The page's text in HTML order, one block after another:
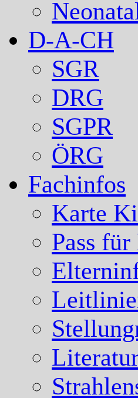
D-A-CH
SGR
DRG
SGPR
ÖRG
Fachinfos
Karte
Pass